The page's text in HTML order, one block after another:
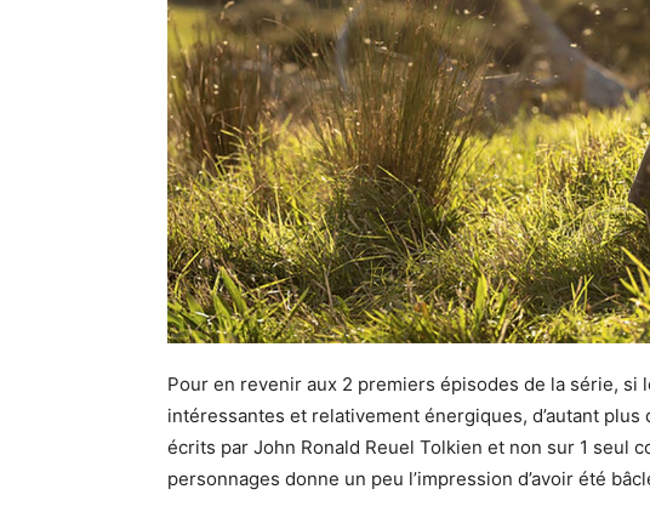
Pour en revenir aux 2 premiers épisodes de la série, si
intéressantes et relativement énergiques, d’autant
écrits par John Ronald Reuel Tolkien et non sur 1 seul
personnages donne un peu l’impression d’avoir été